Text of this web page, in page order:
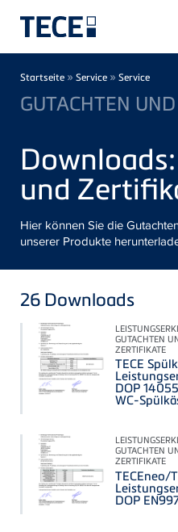
Breadcrumb
Startseite » Service » Service
GUTACHTEN
und
Hier können Sie die
unserer Produkte
26 Downloads
GUTACHTEN
ZERTIFIKATE
TECE
DOP
WC-
GUTACHTEN
ZERTIFIKATE
TECEneo/
DOP